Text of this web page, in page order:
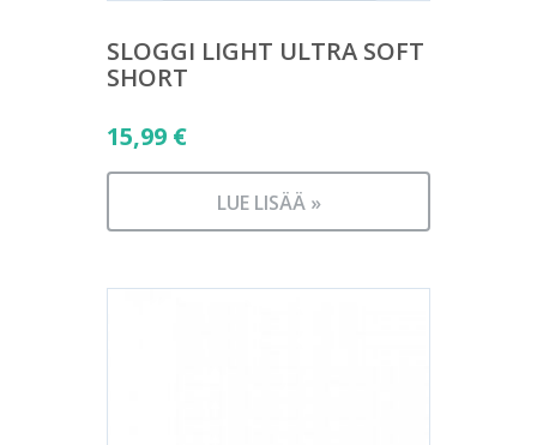
SLOGGI LIGHT ULTRA SOFT
SHORT
15,99 €
LUE LISÄÄ »